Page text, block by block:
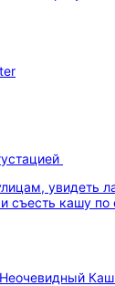
увидеть
съесть кашу по